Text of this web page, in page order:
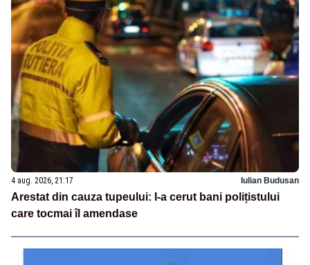
4 aug. 2026, 21:17 Iulian Budusan
Arestat din cauza tupeului: I-a cerut bani polițistului
care tocmai îl amendase